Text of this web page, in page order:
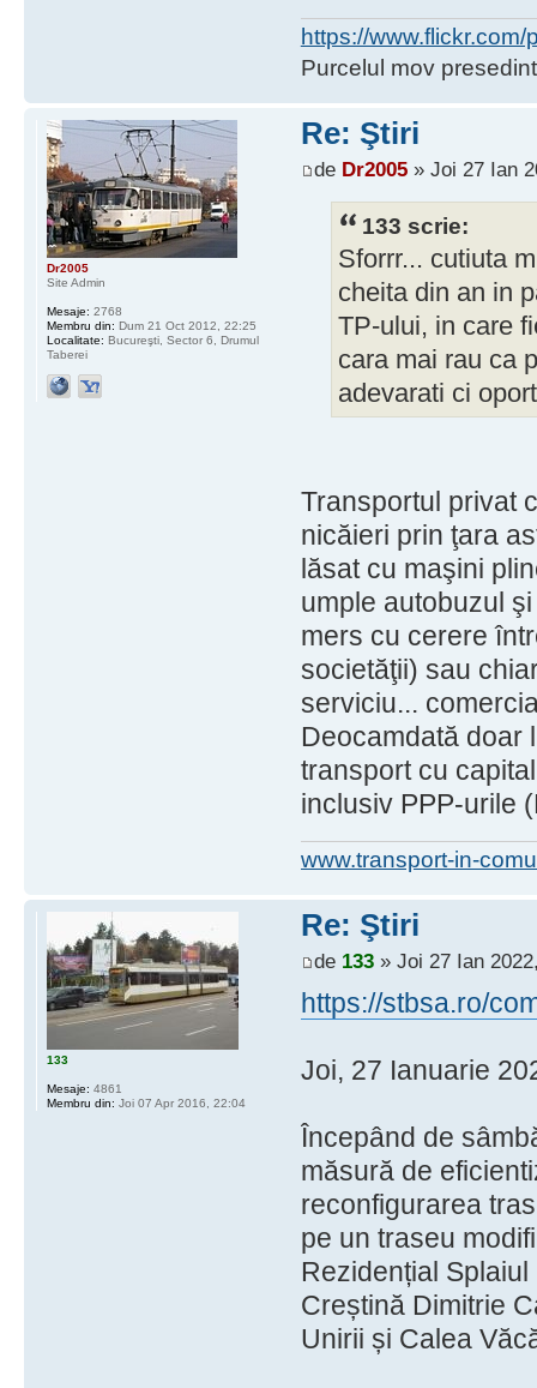
https://
Purcelul mov
Re: Ştiri
de Dr2005» Joi 27 Ian
133 scrie:
Sforrr... cutiuta
cheita din an in
TP-ului, in care
cara mai rau ca
adevarati ci
Transportul privat
nicăieri prin ţara
lăsat cu maşini
umple autobuzul
mers cu cerere
societăţii) sau
serviciu...
Deocamdată doar
transport cu
inclusiv PPP-urile
www.transport-in-
Dr2005
Site Admin
Mesaje: 2768
Membru din: Dum 21 Oct 2012, 22:25
Localitate: Bucureşti, Sector 6, Drumul
Taberei
Re: Ştiri
de 133» Joi 27 Ian
https://stbsa.ro/
Joi, 27 Ianuarie
Începând de
măsură de
reconfigurarea
pe un traseu
Rezidențial
Creștină Dimitrie
Unirii și Calea
133
Mesaje: 4861
Membru din: Joi 07 Apr 2016, 22:04